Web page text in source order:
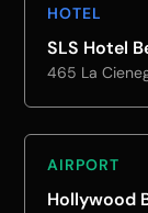
HOTEL
SLS Hotel
465 La
AIRPORT
Hollywood